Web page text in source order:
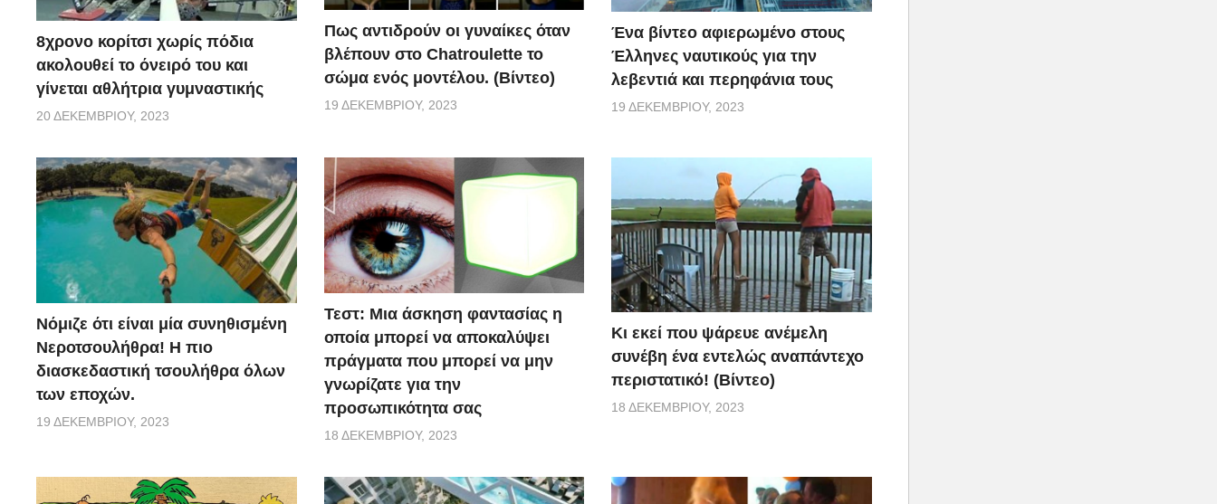
8χρονο κορίτσι χωρίς πόδια
ακολουθεί το όνειρό του και
γίνεται αθλήτρια γυμναστικής
20 ΔΕΚΕΜΒΡΊΟΥ, 2023
Πως αντιδρούν οι γυναίκες όταν
βλέπουν στο Chatroulette το
σώμα ενός μοντέλου. (Βίντεο)
19 ΔΕΚΕΜΒΡΊΟΥ, 2023
Ένα βίντεο αφιερωμένο στους
Έλληνες ναυτικούς για την
λεβεντιά και περηφάνια τους
19 ΔΕΚΕΜΒΡΊΟΥ, 2023
Νόμιζε ότι είναι μία συνηθισμένη
Νεροτσουλήθρα! Η πιο
διασκεδαστική τσουλήθρα όλων
των εποχών.
19 ΔΕΚΕΜΒΡΊΟΥ, 2023
Τεστ: Μια άσκηση φαντασίας η
οποία μπορεί να αποκαλύψει
πράγματα που μπορεί να μην
γνωρίζατε για την
προσωπικότητα σας
18 ΔΕΚΕΜΒΡΊΟΥ, 2023
Κι εκεί που ψάρευε ανέμελη
συνέβη ένα εντελώς αναπάντεχο
περιστατικό! (Βίντεο)
18 ΔΕΚΕΜΒΡΊΟΥ, 2023